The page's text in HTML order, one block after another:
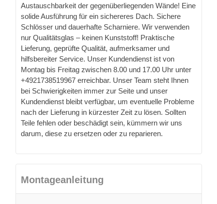
Austauschbarkeit der gegenüberliegenden Wände! Eine
solide Ausführung für ein sichereres Dach. Sichere
Schlösser und dauerhafte Scharniere. Wir verwenden
nur Qualitätsglas – keinen Kunststoff! Praktische
Lieferung, geprüfte Qualität, aufmerksamer und
hilfsbereiter Service. Unser Kundendienst ist von
Montag bis Freitag zwischen 8.00 und 17.00 Uhr unter
+4921738519967 erreichbar. Unser Team steht Ihnen
bei Schwierigkeiten immer zur Seite und unser
Kundendienst bleibt verfügbar, um eventuelle Probleme
nach der Lieferung in kürzester Zeit zu lösen. Sollten
Teile fehlen oder beschädigt sein, kümmern wir uns
darum, diese zu ersetzen oder zu reparieren.
Montageanleitung